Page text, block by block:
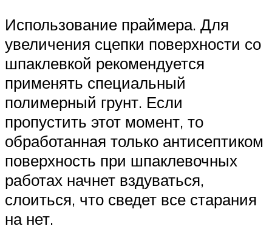
Использование праймера. Для
увеличения сцепки поверхности со
шпаклевкой рекомендуется
применять специальный
полимерный грунт. Если
пропустить этот момент, то
обработанная только антисептиком
поверхность при шпаклевочных
работах начнет вздуваться,
слоиться, что сведет все старания
на нет.